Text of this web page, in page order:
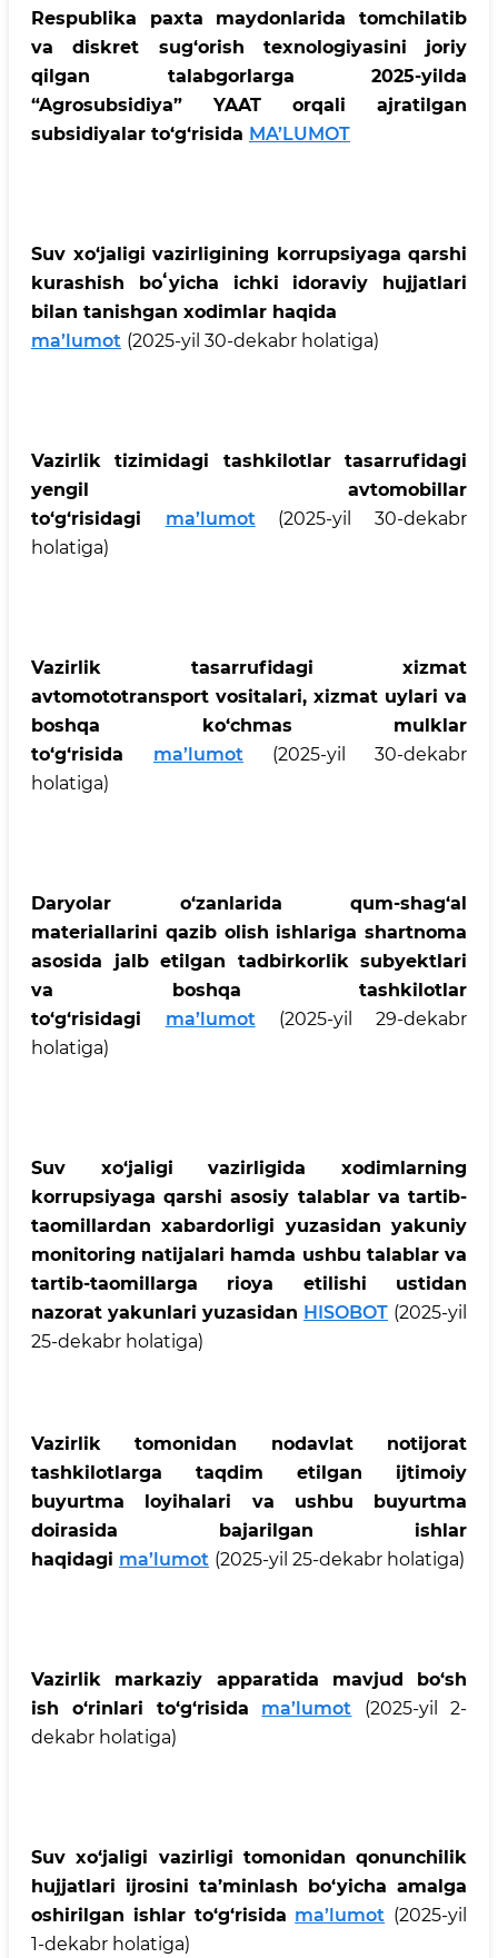
Respublika paxta maydonlarida tomchilatib
va diskret sug‘orish texnologiyasini joriy
qilgan talabgorlarga 2025-yilda
“Agrosubsidiya” YAAT orqali ajratilgan
subsidiyalar to‘g‘risida MA’LUMOT
Suv xo‘jaligi vazirligining korrupsiyaga qarshi
kurashish boʻyicha ichki idoraviy hujjatlari
bilan tanishgan xodimlar haqida
ma’lumot (2025-yil 30-dekabr holatiga)
Vazirlik tizimidagi tashkilotlar tasarrufidagi
yengil avtomobillar
to‘g‘risidagi ma’lumot(2025-yil 30-dekabr
holatiga)
Vazirlik tasarrufidagi xizmat
avtomototransport vositalari, xizmat uylari va
boshqa ko‘chmas mulklar
to‘g‘risida ma’lumot (2025-yil 30-dekabr
holatiga)
Daryolar o‘zanlarida qum-shag‘al
materiallarini qazib olish ishlariga shartnoma
asosida jalb etilgan tadbirkorlik subyektlari
va boshqa tashkilotlar
to‘g‘risidagi ma’lumot
(2025-yil 29-dekabr
holatiga)
Suv xo‘jaligi vazirligida xodimlarning
korrupsiyaga qarshi asosiy talablar va tartib-
taomillardan xabardorligi yuzasidan yakuniy
monitoring natijalari hamda ushbu talablar va
tartib-taomillarga rioya etilishi ustidan
nazorat yakunlari yuzasidan HISOBOT (2025-yil
25-dekabr holatiga)
Vazirlik tomonidan nodavlat notijorat
tashkilotlarga taqdim etilgan ijtimoiy
buyurtma loyihalari va ushbu buyurtma
doirasida bajarilgan ishlar
haqidagi ma’lumot (2025-yil 25-dekabr holatiga)
Vazirlik markaziy apparatida mavjud bo‘sh
ish o‘rinlari to‘g‘risida ma’lumot
(2025-yil 2-
dekabr holatiga)
Suv xo‘jaligi vazirligi tomonidan qonunchilik
hujjatlari ijrosini ta’minlash bo‘yicha amalga
oshirilgan ishlar to‘g‘risida ma’lumot (2025-yil
1-dekabr holatiga)